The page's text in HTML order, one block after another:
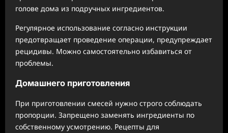
голове дома из подручных ингредиентов.
Регулярное использование согласно инструкции
предотвращает проведение операции, предупреждает
рецидивы. Можно самостоятельно избавиться от
проблемы.
Домашнего приготовления
При приготовлении смесей нужно строго соблюдать
пропорции. Запрещено заменять ингредиенты по
собственному усмотрению. Рецепты для